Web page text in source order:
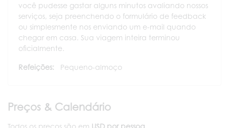
você pudesse gastar alguns minutos avaliando nossos
serviços, seja preenchendo o formulário de feedback
ou simplesmente nos enviando um e-mail quando
chegar em casa. Sua viagem inteira terminou
oficialmente.
Refeições: Pequeno-almoço
Preços & Calendário